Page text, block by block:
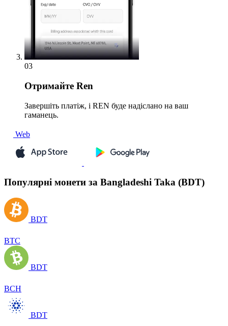
03
Отримайте Ren
Завершіть платіж, і REN буде надіслано на ваш
гаманець.
Web
Популярні монети за Bangladeshi Taka (BDT)
BDT
BTC
BDT
BCH
BDT